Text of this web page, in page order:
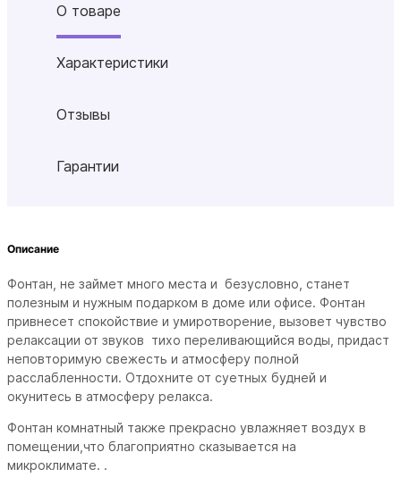
О товаре
Характеристики
Отзывы
Гарантии
Описание
Фонтан, не займет много места и безусловно, станет
полезным и нужным подарком в доме или офисе. Фонтан
привнесет спокойствие и умиротворение, вызовет чувство
релаксации от звуков тихо переливающийся воды, придаст
неповторимую свежесть и атмосферу полной
расслабленности. Отдохните от суетных будней и
окунитесь в атмосферу релакса.
Фонтан комнатный также прекрасно увлажняет воздух в
помещении,что благоприятно сказывается на
микроклимате. .